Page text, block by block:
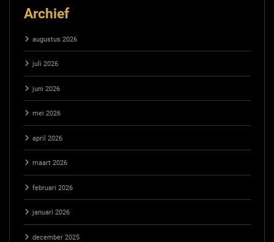
Archief
augustus 2026
juli 2026
juni 2026
mei 2026
april 2026
maart 2026
februari 2026
januari 2026
december 2025